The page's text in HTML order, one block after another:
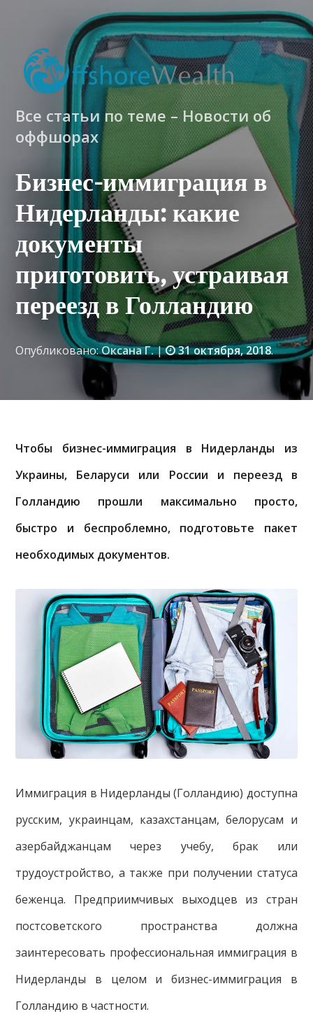
Все статьи по теме – Новости об
оффшорах
Бизнес-иммиграция в
Нидерланды: какие
документы
приготовить, устраивая
переезд в Голландию
Опубликовано:Оксана Г.| 31 октября, 2018.
Чтобы бизнес-иммиграция в Нидерланды из
Украины, Беларуси или России и переезд в
Голландию прошли максимально просто,
быстро и беспроблемно, подготовьте пакет
необходимых документов.
Иммиграция в Нидерланды (Голландию) доступна
русским, украинцам, казахстанцам, белорусам и
азербайджанцам через учебу, брак или
трудоустройство, а также при получении статуса
беженца. Предприимчивых выходцев из стран
постсоветского пространства должна
заинтересовать профессиональная иммиграция в
Нидерланды в целом и бизнес-иммиграция в
Голландию в частности.